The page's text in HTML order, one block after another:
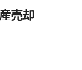
売却